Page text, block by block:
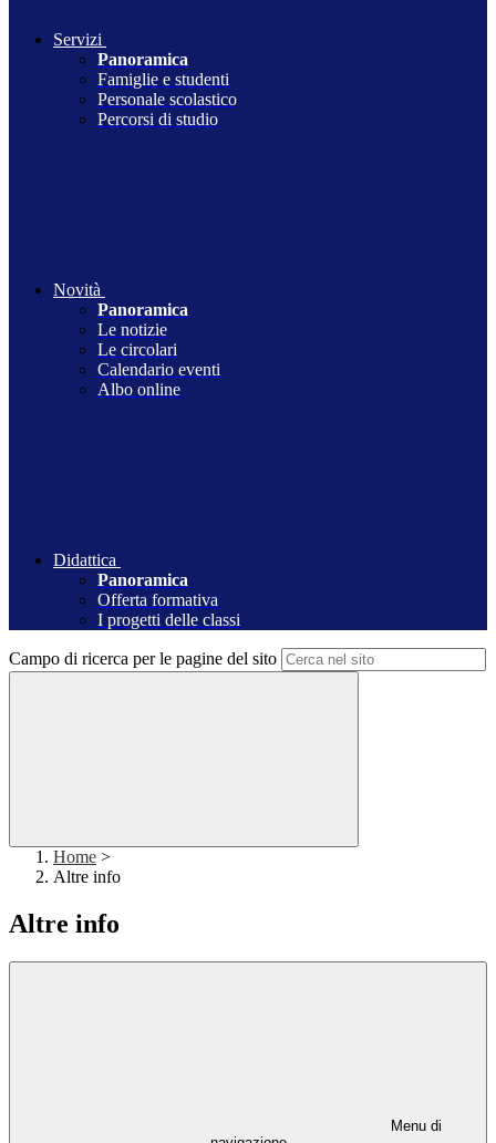
Servizi
Panoramica
Famiglie e studenti
Personale scolastico
Percorsi di studio
Novità
Panoramica
Le notizie
Le circolari
Calendario eventi
Albo online
Didattica
Panoramica
Offerta formativa
I progetti delle classi
Campo di ricerca per le pagine del sito
Home >
Altre info
Altre info
Menu di